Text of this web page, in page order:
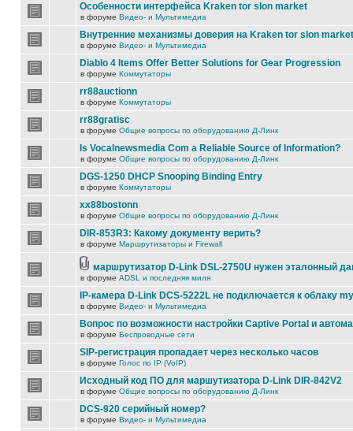
Особенности интерфейса Kraken tor slon market
в форуме Видео- и Мультимедиа
Внутренние механизмы доверия на Kraken tor slon market
в форуме Видео- и Мультимедиа
Diablo 4 Items Offer Better Solutions for Gear Progression
в форуме Коммутаторы
rr88auctionn
в форуме Коммутаторы
rr88gratisc
в форуме Общие вопросы по оборудованию Д-Линк
Is Vocalnewsmedia Com a Reliable Source of Information?
в форуме Общие вопросы по оборудованию Д-Линк
DGS-1250 DHCP Snooping Binding Entry
в форуме Коммутаторы
xx88bostonn
в форуме Общие вопросы по оборудованию Д-Линк
DIR-853R3: Какому документу верить?
в форуме Маршрутизаторы и Firewall
маршрутизатор D-Link DSL-2750U нужен эталонный
в форуме ADSL и последняя миля
IP-камера D-Link DCS-5222L не подключается к облаку
в форуме Видео- и Мультимедиа
Вопрос по возможности настройки Captive Portal и
в форуме Беспроводные сети
SIP-регистрация пропадает через несколько часов
в форуме Голос по IP (VoIP)
Исходный код ПО для маршутизатора D-Link DIR-842V2
в форуме Общие вопросы по оборудованию Д-Линк
DCS-920 серийный номер?
в форуме Видео- и Мультимедиа